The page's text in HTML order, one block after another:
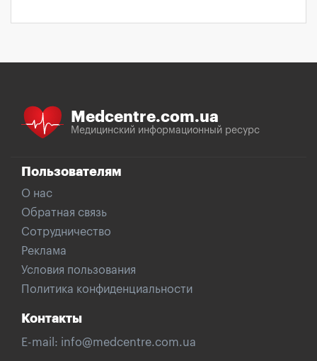
Medcentre.com.ua
Медицинский информационный ресурс
Пользователям
О нас
Обратная связь
Сотрудничество
Реклама
Условия пользования
Политика конфиденциальности
Контакты
E-mail: info@medcentre.com.ua